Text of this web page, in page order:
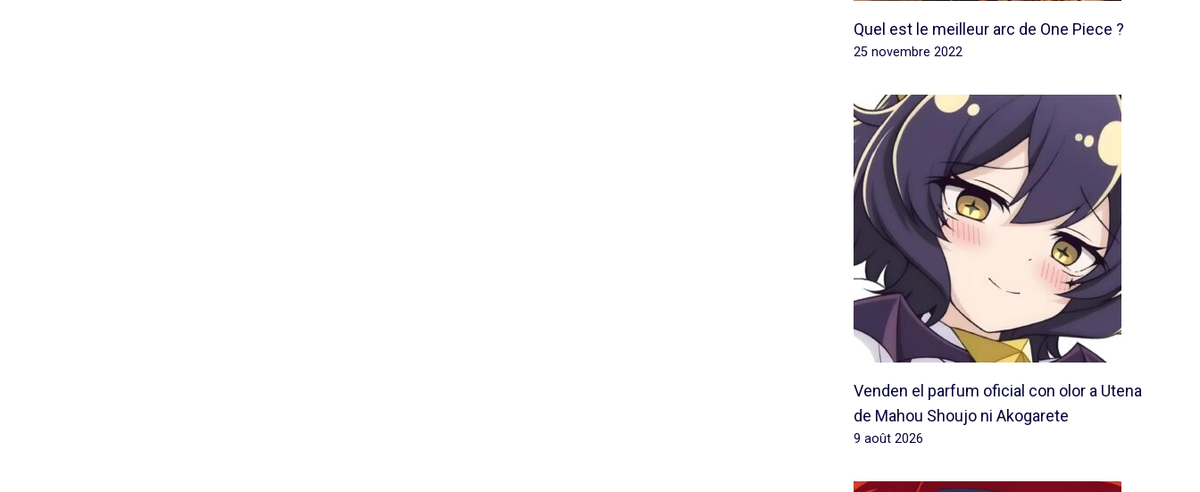
Quel est le meilleur arc de One Piece ?
25 novembre 2022
Venden el parfum oficial con olor a Utena
de Mahou Shoujo ni Akogarete
9 août 2026